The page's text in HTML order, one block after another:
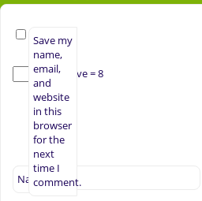
Name*
Save my
name,
email,
and
website
in this
browser
for the
next
time I
comment.
+ five = 8